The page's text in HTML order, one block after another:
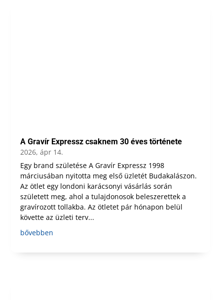
A Gravír Expressz csaknem 30 éves története
2026, ápr 14.
Egy brand születése A Gravír Expressz 1998
márciusában nyitotta meg első üzletét Budakalászon.
Az ötlet egy londoni karácsonyi vásárlás során
született meg, ahol a tulajdonosok beleszerettek a
gravírozott tollakba. Az ötletet pár hónapon belül
követte az üzleti terv...
bővebben